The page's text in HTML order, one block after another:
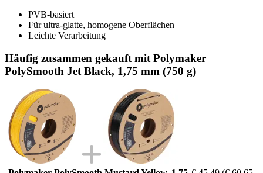
PVB-basiert
Für ultra-glatte, homogene Oberflächen
Leichte Verarbeitung
Häufig zusammen gekauft mit Polymaker
PolySmooth Jet Black, 1,75 mm (750 g)